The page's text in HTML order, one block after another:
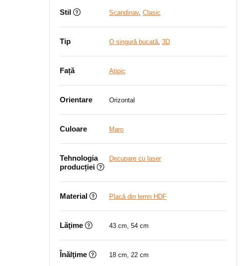
Stil Scandinav, Clasic
Tip O singură bucată, 3D
Față Atipic
Orientare Orizontal
Culoare Maro
Tehnologia
producției
Decupare cu laser
Material Placă din lemn HDF
Lăţime 43 cm, 54 cm
Înălţime 18 cm, 22 cm